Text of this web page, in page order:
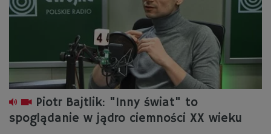
Piotr Bajtlik: "Inny świat" to
spoglądanie w jądro ciemności XX wieku